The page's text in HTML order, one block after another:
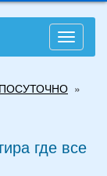
Toggle
ПОСУТОЧНО »
где все